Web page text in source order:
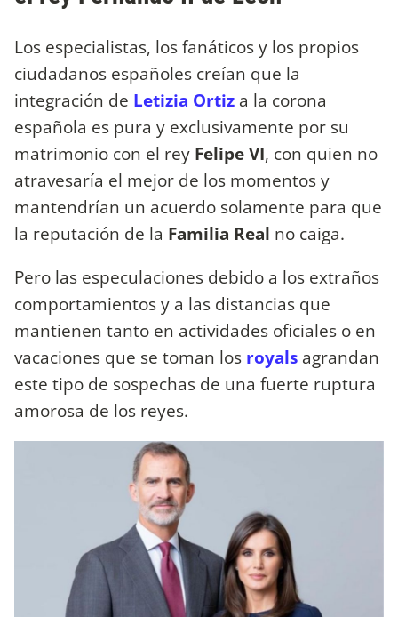
Los especialistas, los fanáticos y los propios
ciudadanos españoles creían que la
integración de Letizia Ortiz a la corona
española es pura y exclusivamente por su
matrimonio con el rey Felipe VI, con quien no
atravesaría el mejor de los momentos y
mantendrían un acuerdo solamente para que
la reputación de la Familia Real no caiga.
Pero las especulaciones debido a los extraños
comportamientos y a las distancias que
mantienen tanto en actividades oficiales o en
vacaciones que se toman los royals agrandan
este tipo de sospechas de una fuerte ruptura
amorosa de los reyes.